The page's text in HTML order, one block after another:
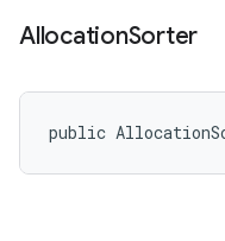
AllocationSorter
public